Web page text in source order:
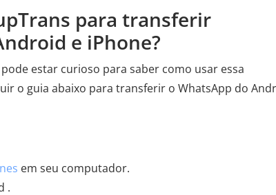
para transferir
e iPhone?
estar curioso para saber como usar essa
o guia abaixo para transferir o WhatsApp do
em seu computador.
.